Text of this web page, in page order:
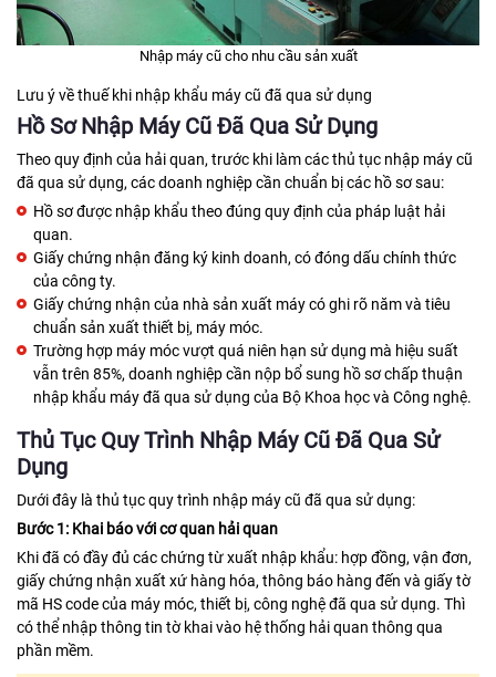
Nhập máy cũ cho nhu cầu sản xuất
Lưu ý về thuế khi nhập khẩu máy cũ đã qua sử dụng
Hồ Sơ Nhập Máy Cũ Đã Qua Sử Dụng
Theo quy định của hải quan, trước khi làm các thủ tục nhập máy cũ
đã qua sử dụng, các doanh nghiệp cần chuẩn bị các hồ sơ sau:
Hồ sơ được nhập khẩu theo đúng quy định của pháp luật hải
quan.
Giấy chứng nhận đăng ký kinh doanh, có đóng dấu chính thức
của công ty.
Giấy chứng nhận của nhà sản xuất máy có ghi rõ năm và tiêu
chuẩn sản xuất thiết bị, máy móc.
Trường hợp máy móc vượt quá niên hạn sử dụng mà hiệu suất
vẫn trên 85%, doanh nghiệp cần nộp bổ sung hồ sơ chấp thuận
nhập khẩu máy đã qua sử dụng của Bộ Khoa học và Công nghệ.
Thủ Tục Quy Trình Nhập Máy Cũ Đã Qua Sử
Dụng
Dưới đây là thủ tục quy trình nhập máy cũ đã qua sử dụng:
Bước 1: Khai báo với cơ quan hải quan
Khi đã có đầy đủ các chứng từ xuất nhập khẩu: hợp đồng, vận đơn,
giấy chứng nhận xuất xứ hàng hóa, thông báo hàng đến và giấy tờ
mã HS code của máy móc, thiết bị, công nghệ đã qua sử dụng. Thì
có thể nhập thông tin tờ khai vào hệ thống hải quan thông qua
phần mềm.